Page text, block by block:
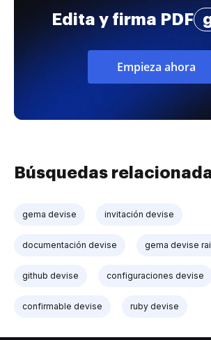
Edita y firma PDF
Empieza ahora
Búsquedas
gema devise invitación devise
documentación devise gema devise
github devise configuraciones devise
confirmable devise ruby devise